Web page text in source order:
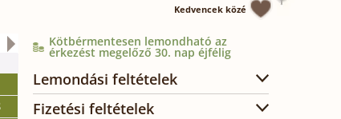
Kedvencek közé
2026. október
CS
5
6 7
Kötbérmentesen lemondható az
érkezést megelőző 30. nap éjfélig
Lemondási feltételek
Fizetési feltételek